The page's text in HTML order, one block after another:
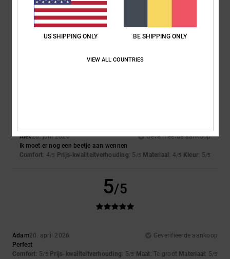
Alex28. juni 2026
Geverifieerde aankoop
Ik moet er nog een beetje aan wennen
Comfort: 4/5 Prijs-kwaliteitverhouding: 5 /5 Materiaal: 4/5 Kleur: 5/5
5/5
Adam20. april 2026
Geverifieerde aankoop
Perfect
Comfort: 5/5 Prijs-kwaliteitverhouding: 5/5 Maat: Te groot Materiaal: 5/5
US SHIPPING ONLY BE SHIPPING ONLY
VIEW ALL COUNTRIES